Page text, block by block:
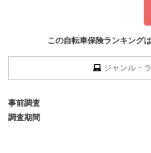
この自転車保険ランキング
ジャンル・
事前調査
調査期間